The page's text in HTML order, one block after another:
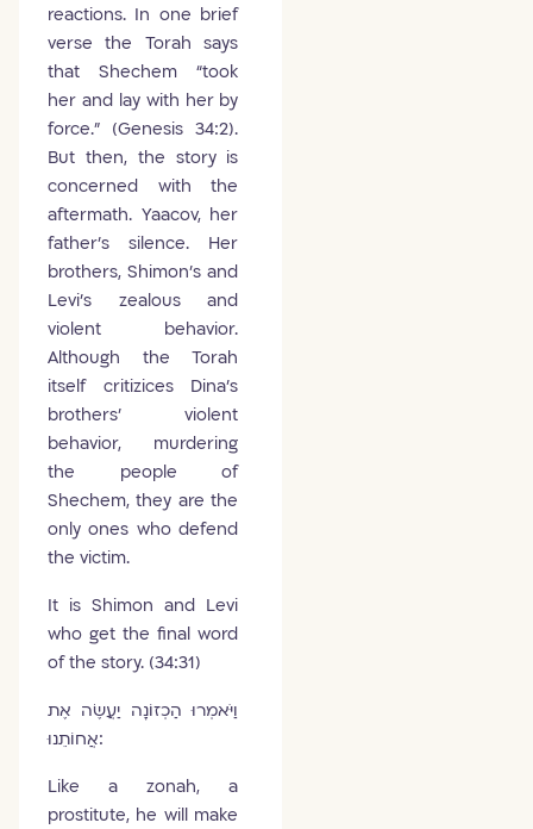
reactions. In one brief
verse the Torah says
that Shechem “took
her and lay with her by
force.” (Genesis 34:2).
But then, the story is
concerned with the
aftermath. Yaacov, her
father’s silence. Her
brothers, Shimon’s and
Levi’s zealous and
violent behavior.
Although the Torah
itself critizices Dina’s
brothers’ violent
behavior, murdering
the people of
Shechem, they are the
only ones who defend
the victim.
It is Shimon and Levi
who get the final word
of the story. (34:31)
וַיֹּאמְרוּ הַכְזוֹנָה יַעֲשֶׂה אֶת
Like a zonah, a
prostitute, he will make